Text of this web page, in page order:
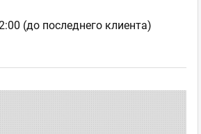
(до последнего клиента)